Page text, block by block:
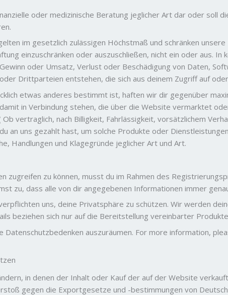
oder medizinische Beratung jeglicher Art dar oder soll
im gesetzlich zulässigen Höchstmaß und schränken
einzuschränken oder auszuschließen, nicht ein oder aus. In
oder Umsatz, Verlust oder Beschädigung von Daten,
Drittparteien entstehen, die sich aus deinem Zugriff auf
etwas anderes bestimmt ist, haften wir dir gegenüber
in Verbindung stehen, die über die Website vermarktet
vertraglich, nach Billigkeit, Fahrlässigkeit, vorsätzlichem
an uns gezahlt hast, um solche Produkte oder
Handlungen und Klagegründe jeglicher Art und Art.
zugreifen zu können, musst du im Rahmen des
zu, dass alle von dir angegebenen Informationen immer
uns, deine Privatsphäre zu schützen. Wir werden
beziehen sich nur auf die Bereitstellung vereinbarter
Datenschutzbedenken auszuräumen. For more information,
in denen der Inhalt oder Kauf der auf der Website
gegen die Exportgesetze und -bestimmungen von